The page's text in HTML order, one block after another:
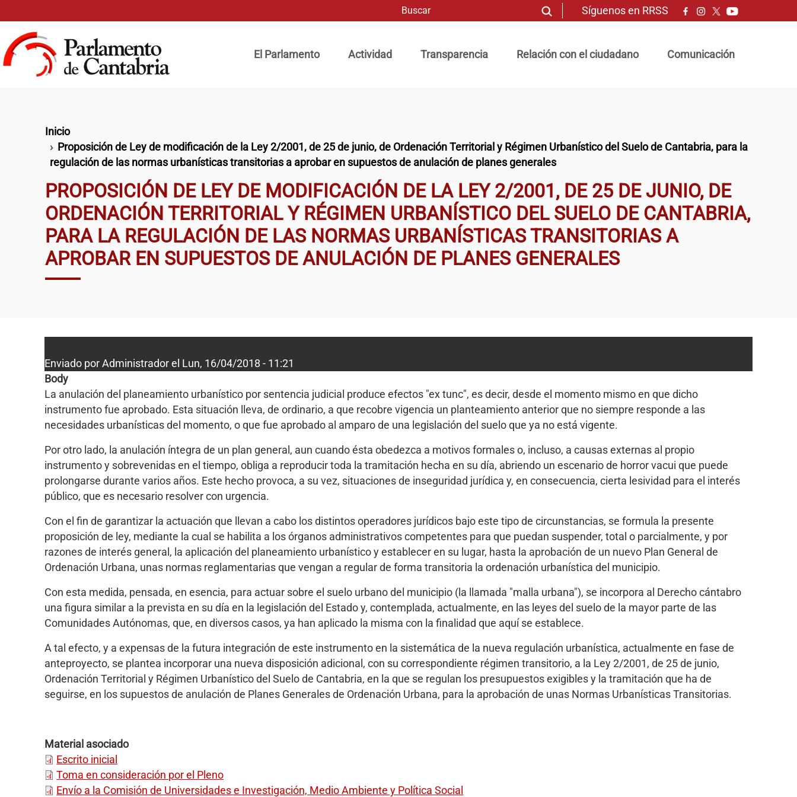
Síguenos en RRSS
El Parlamento
Actividad Transparencia Relación con el ciudadano Comunicación
Ruta de navegación
Inicio
Proposición de Ley de modificación de la Ley 2/2001, de 25 de junio, de Ordenación Territorial y Régimen Urbanístico del Suelo de Cantabria, para la
regulación de las normas urbanísticas transitorias a aprobar en supuestos de anulación de planes generales
PROPOSICIÓN DE LEY DE MODIFICACIÓN DE LA LEY 2/2001, DE 25 DE JUNIO, DE
ORDENACIÓN TERRITORIAL Y RÉGIMEN URBANÍSTICO DEL SUELO DE CANTABRIA,
PARA LA REGULACIÓN DE LAS NORMAS URBANÍSTICAS TRANSITORIAS A
APROBAR EN SUPUESTOS DE ANULACIÓN DE PLANES GENERALES
Enviado porAdministrador el Lun, 16/04/2018 - 11:21
Body
La anulación del planeamiento urbanístico por sentencia judicial produce efectos "ex tunc", es decir, desde el momento mismo en que dicho
instrumento fue aprobado. Esta situación lleva, de ordinario, a que recobre vigencia un planteamiento anterior que no siempre responde a las
necesidades urbanísticas del momento, o que fue aprobado al amparo de una legislación del suelo que ya no está vigente.
Por otro lado, la anulación íntegra de un plan general, aun cuando ésta obedezca a motivos formales o, incluso, a causas externas al propio
instrumento y sobrevenidas en el tiempo, obliga a reproducir toda la tramitación hecha en su día, abriendo un escenario de horror vacui que puede
prolongarse durante varios años. Este hecho provoca, a su vez, situaciones de inseguridad jurídica y, en consecuencia, cierta lesividad para el interés
público, que es necesario resolver con urgencia.
Con el fin de garantizar la actuación que llevan a cabo los distintos operadores jurídicos bajo este tipo de circunstancias, se formula la presente
proposición de ley, mediante la cual se habilita a los órganos administrativos competentes para que puedan suspender, total o parcialmente, y por
razones de interés general, la aplicación del planeamiento urbanístico y establecer en su lugar, hasta la aprobación de un nuevo Plan General de
Ordenación Urbana, unas normas reglamentarias que vengan a regular de forma transitoria la ordenación urbanística del municipio.
Con esta medida, pensada, en esencia, para actuar sobre el suelo urbano del municipio (la llamada "malla urbana"), se incorpora al Derecho cántabro
una figura similar a la prevista en su día en la legislación del Estado y, contemplada, actualmente, en las leyes del suelo de la mayor parte de las
Comunidades Autónomas, que, en diversos casos, ya han aplicado la misma con la finalidad que aquí se establece.
A tal efecto, y a expensas de la futura integración de este instrumento en la sistemática de la nueva regulación urbanística, actualmente en fase de
anteproyecto, se plantea incorporar una nueva disposición adicional, con su correspondiente régimen transitorio, a la Ley 2/2001, de 25 de junio,
Ordenación Territorial y Régimen Urbanístico del Suelo de Cantabria, en la que se regulan los presupuestos exigibles y la tramitación que ha de
seguirse, en los supuestos de anulación de Planes Generales de Ordenación Urbana, para la aprobación de unas Normas Urbanísticas Transitorias.
Material asociado
Escrito inicial
Toma en consideración por el Pleno
Envío a la Comisión de Universidades e Investigación, Medio Ambiente y Política Social